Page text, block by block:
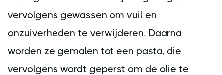
vervolgens gewassen om vuil en
onzuiverheden te verwijderen. Daarna
worden ze gemalen tot een pasta, die
vervolgens wordt geperst om de olie te